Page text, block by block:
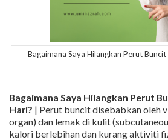
Bagaimana Saya Hilangkan Perut
Bagaimana Saya Hilangkan Perut
Hari? | Perut buncit disebabkan oleh
organ) dan lemak di kulit
kalori berlebihan dan kurang aktiviti